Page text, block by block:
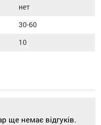
нет
30-60
10
ще немає відгуків.